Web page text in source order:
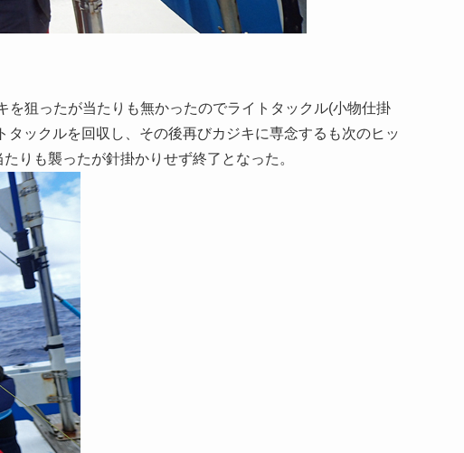
狙ったが当たりも無かったのでライトタックル(小物仕掛
ックルを回収し、その後再びカジキに専念するも次のヒッ
りも襲ったが針掛かりせず終了となった。